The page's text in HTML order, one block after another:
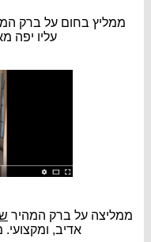
ממליץ בחום על ברק
עליו יפה
ממליצה על ברק המהיר
אדיב,